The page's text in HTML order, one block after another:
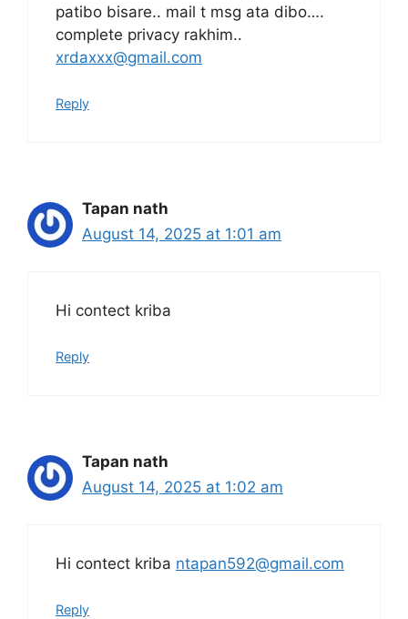
patibo bisare.. mail t msg ata dibo….
complete privacy rakhim..
xrdaxxx@gmail.com
Reply
Tapan nath
August 14, 2025 at 1:01 am
Hi contect kriba
Reply
Tapan nath
August 14, 2025 at 1:02 am
Hi contect kriba ntapan592@gmail.com
Reply